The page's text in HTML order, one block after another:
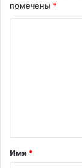
помечены *
Имя *